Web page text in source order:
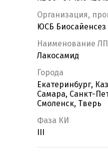
Организация,
ЮСБ Биосайенсез
Наименование ЛП
Лакосамид
Города
Екатеринбург,
Самара, Санкт-
Смоленск, Тверь
Фаза КИ